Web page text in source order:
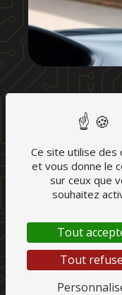
Ce site utilise des
et vous donne le
sur ceux que
souhaitez
Tout
Tout